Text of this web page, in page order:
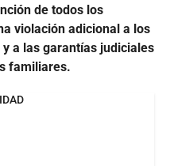
de todos los
violación adicional a los
a las garantías judiciales
familiares.